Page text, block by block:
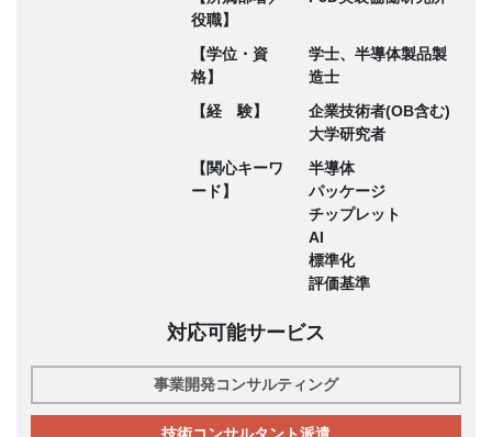
役職】
【学位・資
格】
学士、半導体製品製
造士
【経 験】
企業技術者(OB含む)
大学研究者
【関心キーワ
ード】
半導体
パッケージ
チップレット
AI
標準化
評価基準
対応可能サービス
事業開発コンサルティング